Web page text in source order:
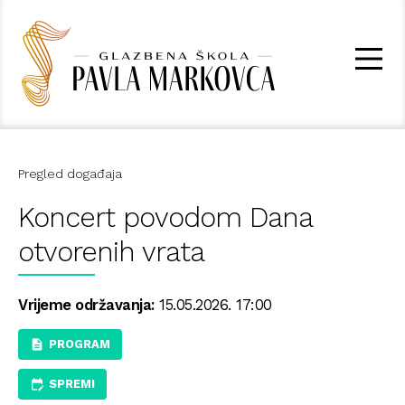
Pregled događaja
Koncert povodom Dana
otvorenih vrata
Vrijeme održavanja:15.05.2026. 17:00
PROGRAM
SPREMI